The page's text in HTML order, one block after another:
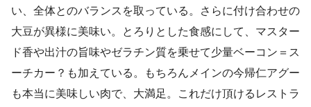
い、全体とのバランスを取っている。さらに付け合わせの
大豆が異様に美味い。とろりとした食感にして、マスター
ド香や出汁の旨味やゼラチン質を乗せて少量ベーコン＝ス
ーチカー？も加えている。もちろんメインの今帰仁アグー
も本当に美味しい肉で、大満足。これだけ頂けるレストラ